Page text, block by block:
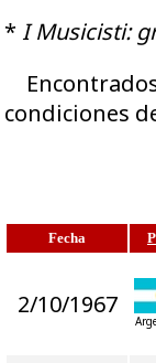
* I Musicisti:
condiciones
Fecha
2/10/1967